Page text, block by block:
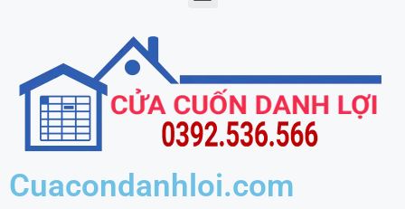
Cuacondanhloi.com